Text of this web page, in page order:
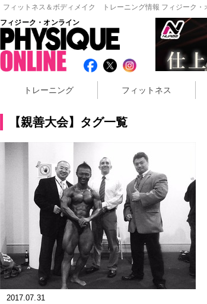
フィットネス＆ボディメイク トレーニング情報 フィジーク・
フィジーク・オンライン
トレーニング フィットネス
【親善大会】タグ一覧
2017.07.31